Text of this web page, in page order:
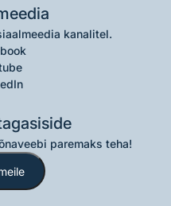
kanalitel.
paremaks teha!